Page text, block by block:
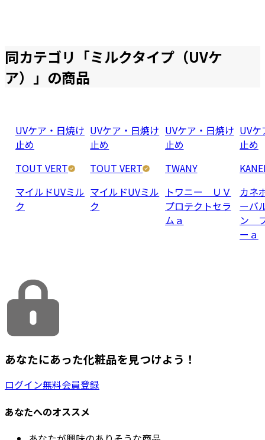
同カテゴリ「ミルクタイプ（UVケ
ア） 」の商品
UVケア・日焼け
止め
TOUT VERT
マイルドUVミル
ク
UVケア・日焼け
止め
TOUT VERT
マイルドUVミル
ク
UVケア・日焼け
止め
TWANY
トワニー ＵＶ
プロテクトセラ
ムａ
UV
止め
カネ
ーバ
ン
ーａ
あなたにあった化粧品を見つけよう！
ログイン無料会員登録
あなたへのオススメ